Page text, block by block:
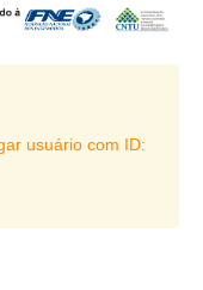
usuário com ID: